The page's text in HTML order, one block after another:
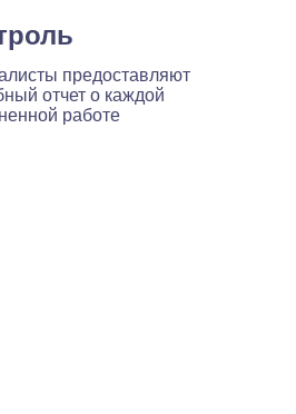
предоставляют
отчет о каждой
работе